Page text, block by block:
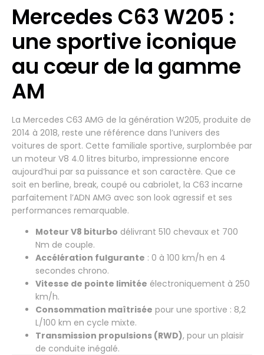
Mercedes C63 W205 :
une sportive iconique
au cœur de la gamme
AM
La Mercedes C63 AMG de la génération W205, produite de
2014 à 2018, reste une référence dans l’univers des
voitures de sport. Cette familiale sportive, surplombée par
un moteur V8 4.0 litres biturbo, impressionne encore
aujourd’hui par sa puissance et son caractère. Que ce
soit en berline, break, coupé ou cabriolet, la C63 incarne
parfaitement l’ADN AMG avec son look agressif et ses
performances remarquable.
Moteur V8 biturbo délivrant 510 chevaux et 700
Nm de couple.
Accélération fulgurante : 0 à 100 km/h en 4
secondes chrono.
Vitesse de pointe limitée électroniquement à 250
km/h.
Consommation maîtrisée pour une sportive : 8,2
L/100 km en cycle mixte.
Transmission propulsions (RWD), pour un plaisir
de conduite inégalé.